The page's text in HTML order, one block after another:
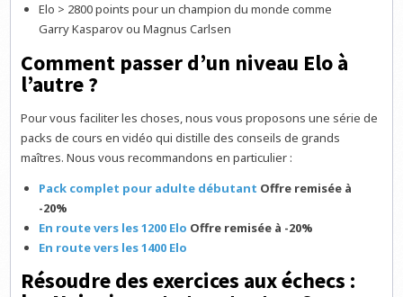
Elo > 2800 points pour un champion du monde comme
Garry Kasparov ou Magnus Carlsen
Comment passer d’un niveau Elo à
l’autre ?
Pour vous faciliter les choses, nous vous proposons une série de
packs de cours en vidéo qui distille des conseils de grands
maîtres. Nous vous recommandons en particulier :
Pack complet pour adulte débutant Offre remisée à
-20%
En route vers les 1200 Elo Offre remisée à -20%
En route vers les 1400 Elo
Résoudre des exercices aux échecs :